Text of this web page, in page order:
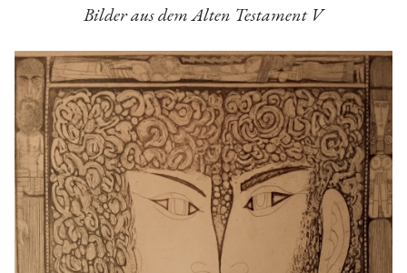
KUNSTWERKE
AUKTION
AUSSTELLUNGEN
NACHRICHTEN
ÜBER UNS | KONTAKT
EN
HU
Bilder aus dem Alten Testament V